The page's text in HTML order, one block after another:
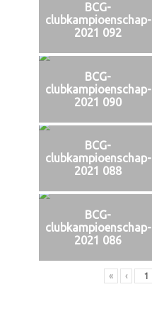
BCG-
clubkampioenschap-
2021 092
BCG-
clubkampioenschap-
2021 090
BCG-
clubkampioenschap-
2021 088
BCG-
clubkampioenschap-
2021 086
« ‹